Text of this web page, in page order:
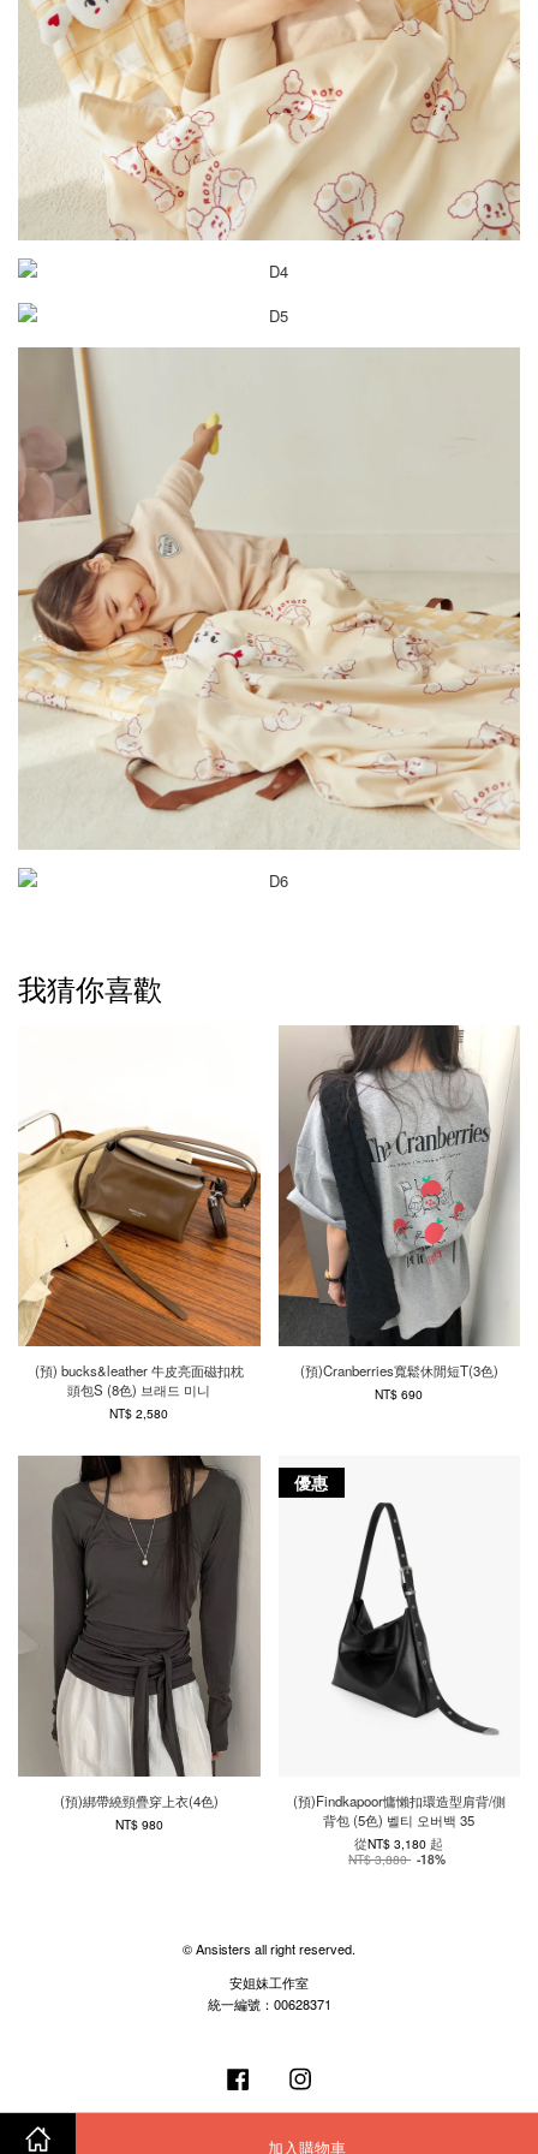
加入購物車
我猜你喜歡
(預) bucks&leather 牛皮亮面磁扣枕
頭包S (8色) 브래드 미니
NT$ 2,580
(預)Cranberries寬鬆休閒短T(3色)
NT$ 690
(預)綁帶繞頸疊穿上衣(4色)
NT$ 980
優惠
(預)Findkapoor慵懶扣環造型肩背/側
背包 (5色) 벨티 오버백 35
從NT$ 3,180起
NT$ 3,880 -18%
© Ansisters all right reserved.
安姐妹工作室
統一編號：00628371
Facebook